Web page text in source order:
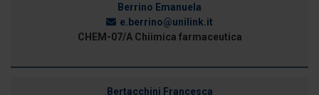
Berrino Emanuela
e.berrino@unilink.it
CHEM-07/A Chiimica farmaceutica
Bertacchini Francesca